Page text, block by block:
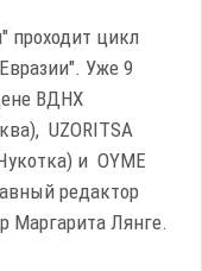
проходит цикл
Уже 9
ВДНХ
UZORITSA
и OYME
редактор
Маргарита Лянге.